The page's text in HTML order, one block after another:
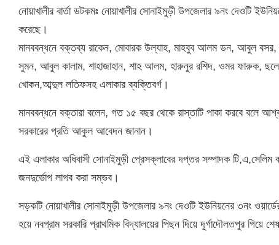
নোয়াখালীর বার্তা ডটকমঃ নোয়াখালীর সোনাইমুড়ী উপজেলার ৯নং দেওটি
করেছে।
মানববন্ধনে বক্তব্য রাকেন, মোবারক উল্যাহ, মাহবুব আলম ডন, আবুল বসর,
সুমন, আবুল কালাম, শাহাজাহান, শাহ আলম, হারুনুর রশিদ, ওমর ফারুক,
খোকন,আব্দুল লতিফসহ এলাকার ব্যক্তিবর্গ।
মানববন্ধনে বক্তারা বলেন, গত ১৫ বছর থেকে রাস্তাটি পাকা করবে বলে
সরকারের প্রতি আকুল আবেদন জানান।
এই এলাকার অধিবাসী সোনাইমুড়ী প্রেসক্লাবের দপ্তর সম্পাদক
জনদুর্ভোগ লাগব করা সম্ভব।
সড়কটি নোয়াখালীর সোনাইমুড়ী উপজেলার ৯নং দেওটি ইউনিয়নের ৩নং
হয়ে নবগ্রাম সরকারি প্রাথমিক বিদ্যালয়ের পিছন দিয়ে দূর্গাদৌলতপুর গিয়ে